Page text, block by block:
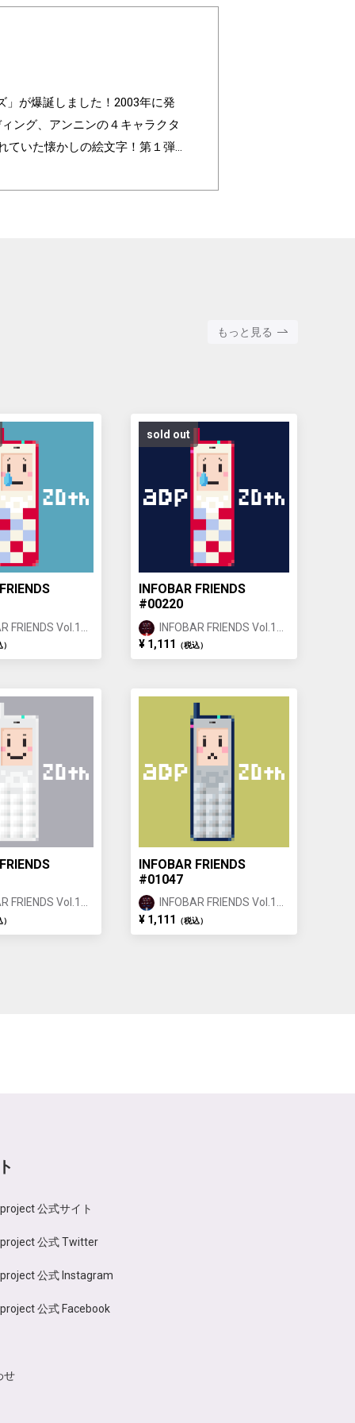
」が爆誕しました！2003年に発
ング、アンニンの４キャラクタ
ていた懐かしの絵文字！第１弾
created to commemorate the 20t
もっと見る
FRIENDS Vol.1
①
）
sold out
INFOBAR FRIENDS
#00220
INFOBAR FRIENDS Vol.1
NISHIKIGOI ①
¥ 1,111 （税込）
FRIENDS Vol.1
）
INFOBAR FRIENDS
#01047
INFOBAR FRIENDS Vol.1
BUILDING ①
¥ 1,111 （税込）
公式サイト
公式 Twitter
公式 Instagram
公式 Facebook
せ